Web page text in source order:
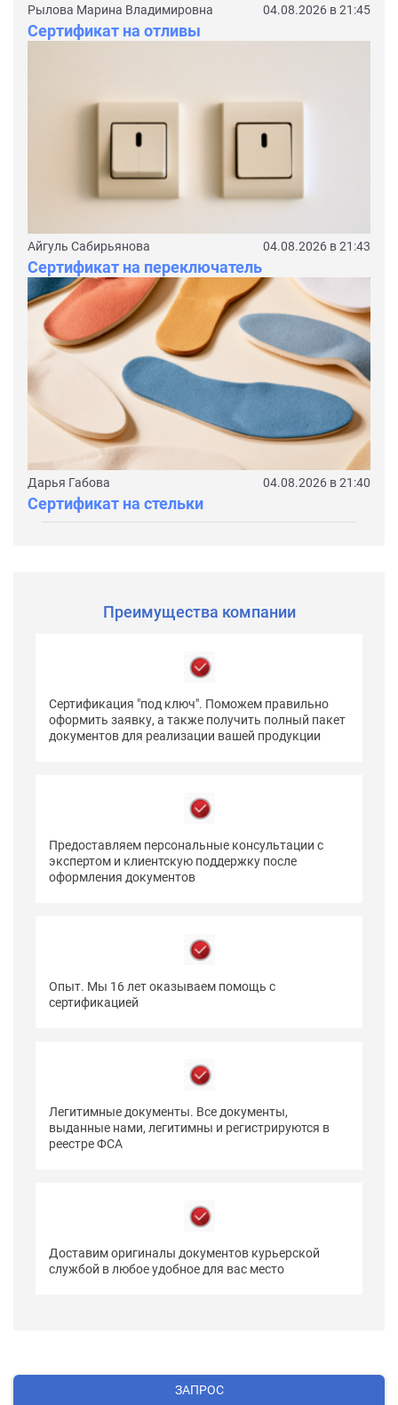
Рылова Марина Владимировна 04.08.2026 в 21:45
Сертификат на отливы
Айгуль Сабирьянова 04.08.2026 в 21:43
Сертификат на переключатель
Дарья Габова 04.08.2026 в 21:40
Сертификат на стельки
Преимущества компании
Сертификация "под ключ". Поможем правильно
оформить заявку, а также получить полный пакет
документов для реализации вашей продукции
Предоставляем персональные консультации с
экспертом и клиентскую поддержку после
оформления документов
Опыт. Мы 16 лет оказываем помощь с
сертификацией
Легитимные документы. Все документы,
выданные нами, легитимны и регистрируются в
реестре ФСА
Доставим оригиналы документов курьерской
службой в любое удобное для вас место
ЗАПРОС